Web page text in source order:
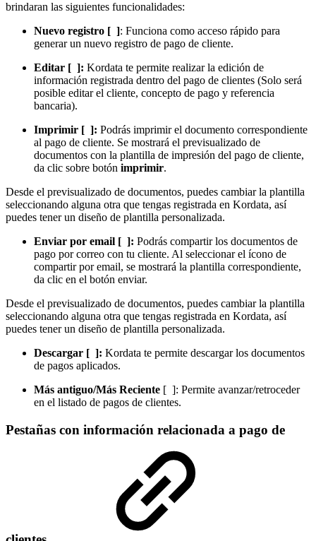
brindaran las siguientes funcionalidades:
Nuevo registro [ ]: Funciona como acceso rápido para
generar un nuevo registro de pago de cliente.
Editar [ ]: Kordata te permite realizar la edición de
información registrada dentro del pago de clientes (Solo será
posible editar el cliente, concepto de pago y referencia
bancaria).
Imprimir [ ]: Podrás imprimir el documento correspondiente
al pago de cliente. Se mostrará el previsualizado de
documentos con la plantilla de impresión del pago de cliente,
da clic sobre botón imprimir.
Desde el previsualizado de documentos, puedes cambiar la plantilla
seleccionando alguna otra que tengas registrada en Kordata, así
puedes tener un diseño de plantilla personalizada.
Enviar por email [ ]: Podrás compartir los documentos de
pago por correo con tu cliente. Al seleccionar el ícono de
compartir por email, se mostrará la plantilla correspondiente,
da clic en el botón enviar.
Desde el previsualizado de documentos, puedes cambiar la plantilla
seleccionando alguna otra que tengas registrada en Kordata, así
puedes tener un diseño de plantilla personalizada.
Descargar [ ]: Kordata te permite descargar los documentos
de pagos aplicados.
Más antiguo/Más Reciente [ ]: Permite avanzar/retroceder
en el listado de pagos de clientes.
Pestañas con información relacionada a pago de